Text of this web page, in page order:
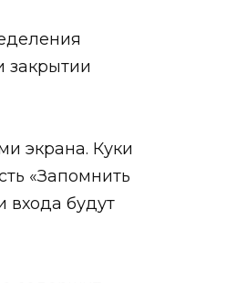
закрытии
экрана. Куки
«Запомнить
входа будут